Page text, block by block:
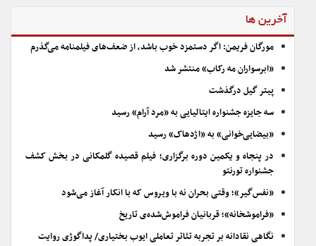
آخرین ها
مورگان فریمن: اگر دستمزد خوب باشد، از ضعف‌های فیلمنامه می‌گذرم
«ابرسواران مه رکاب» منتشر شد
پیتر گیل درگذشت
سه جایزه جشنواره ایتالیایی به «مرد آرام» رسید
«بیضایی‌خوانی» به «اژدهاک» رسید
در پنجاه و یکمین دوره برگزاری؛ فیلم قصیده گلمکانی در بخش کشف
جشنواره تورنتو
«نفس‌گیر»؛ وقتی بحران نه با ویروس که با انکار آغاز می‌شود
«فراموشخانه»؛ قربانیان فراموش‌شده‌ی تاریخ
نگاهی نقادانه بر تجربه تئاتر تعاملی ایوب بختیاری/ پداگوژی روایت